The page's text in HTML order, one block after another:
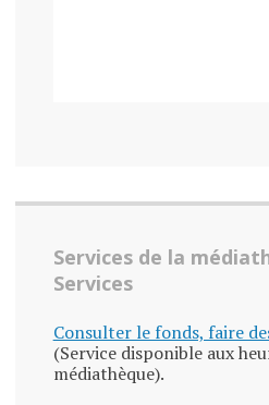
Services de la
Services
Consulter le fonds, faire
(Service disponible aux
médiathèque).